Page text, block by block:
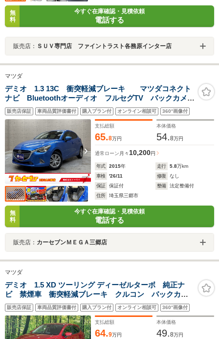
無
料
今すぐ在庫確認・見積依頼
電話する
販売店： ＳＵＶ専門店 ファイントラスト各務原インター店
マツダ
デミオ 1.3 13C 衝突軽減ブレーキ マツダコネクト
ナビ Bluetoothオーディオ フルセグTV バックカメ
ラ ETC スマートキー ドライブレコーダー前後
販売店保証 車両品質評価書付 購入プラン付 オンライン相談可 360°画像付
支払総額
65.8万円
本体価格
54.8万円
通常ローン 月々 10,200円
年式 2015年 走行 5.8万km
車検
'26/11 修復
なし
保証
保証付 整備
法定整備付
住所
埼玉県三郷市
無
料
今すぐ在庫確認・見積依頼
電話する
販売店： カーセブンＭＥＧＡ三郷店
マツダ
デミオ 1.5 XD ツーリング ディーゼルターボ 純正ナ
ビ 禁煙車 衝突軽減ブレーキ クルコン バックカメ
ラ Bluetooth ETC ドラレコ LEDランプ 純正16イ
ンチアルミ パドルシフト ステアリングスイッチ
販売店保証 車両品質評価書付 購入プラン付 オンライン相談可 360°画像付
支払総額
64.9万円
本体価格
49.8万円